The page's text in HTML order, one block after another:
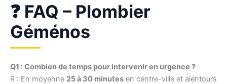
❓ FAQ – Plombier
Géménos
Q1 : Combien de temps pour intervenir en urgence ?
R : En moyenne 25 à 30 minutes en centre-ville et alentours